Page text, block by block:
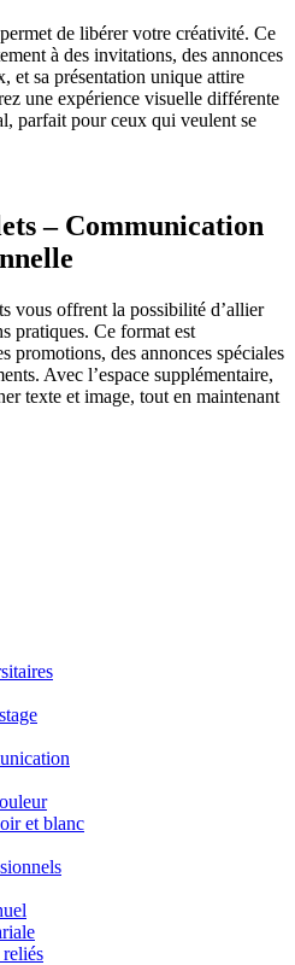
de libérer votre créativité. Ce
à des invitations, des annonces
et sa présentation unique attire
une expérience visuelle différente
parfait pour ceux qui veulent se
– Communication
vous offrent la possibilité d’allier
pratiques. Ce format est
promotions, des annonces spéciales
Avec l’espace supplémentaire,
texte et image, tout en maintenant
et blanc